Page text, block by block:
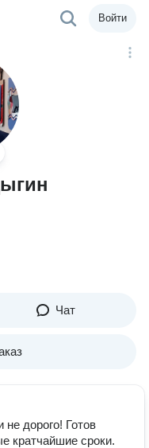
Войти
Чат
дорого! Готов
кратчайшие сроки.